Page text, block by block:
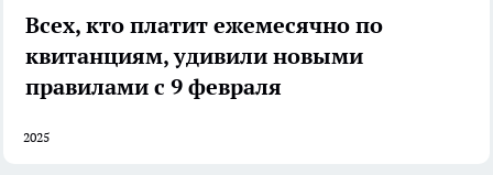
Всех, кто платит ежемесячно по
квитанциям, удивили новыми
правилами с 9 февраля
2025